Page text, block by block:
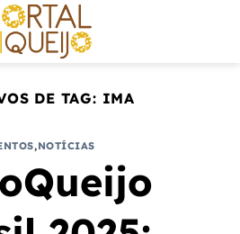
DE TAG: IMA
,NOTÍCIAS